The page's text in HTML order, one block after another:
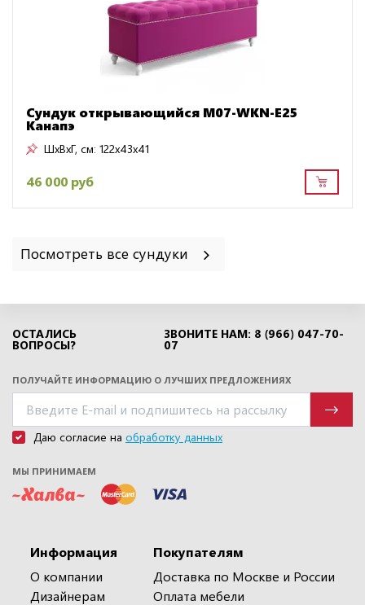
Сундук открывающийся M07-WKN-E25
Канапэ
ШxВxГ, см: 122x43x41
46 000 руб
Посмотреть все сундуки
ОСТАЛИСЬ
ВОПРОСЫ?
ЗВОНИТЕ НАМ: 8 (966) 047-70-
07
ПОЛУЧАЙТЕ ИНФОРМАЦИЮ О ЛУЧШИХ ПРЕДЛОЖЕНИЯХ
Даю согласие на обработку данных
МЫ ПРИНИМАЕМ
Информация
О компании
Дизайнерам
Покупателям
Доставка по Москве и России
Оплата мебели